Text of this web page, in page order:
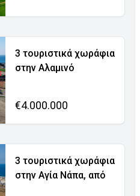
3 τουριστικά χωράφια
στην Αλαμινό
€4.000.000
3 τουριστικά χωράφια
στην Αγία Νάπα, από